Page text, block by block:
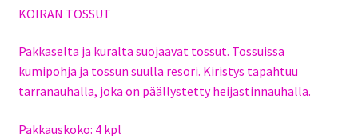
KOIRAN TOSSUT
Pakkaselta ja kuralta suojaavat tossut. Tossuissa
kumipohja ja tossun suulla resori. Kiristys tapahtuu
tarranauhalla, joka on päällystetty heijastinnauhalla.
Pakkauskoko: 4 kpl